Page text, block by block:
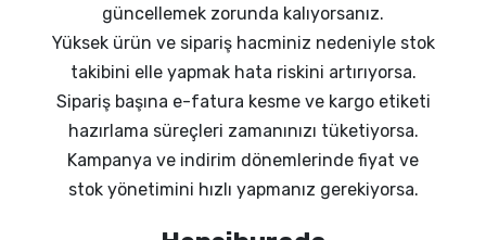
güncellemek zorunda kalıyorsanız.
Yüksek ürün ve sipariş hacminiz nedeniyle stok
takibini elle yapmak hata riskini artırıyorsa.
Sipariş başına e-fatura kesme ve kargo etiketi
hazırlama süreçleri zamanınızı tüketiyorsa.
Kampanya ve indirim dönemlerinde fiyat ve
stok yönetimini hızlı yapmanız gerekiyorsa.